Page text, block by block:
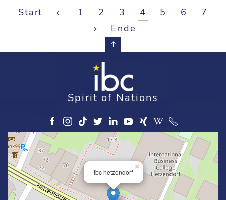
Start 1 2 3 4 5 6
7
Ende
Spirit of Nations
ibc hetzendorf
×